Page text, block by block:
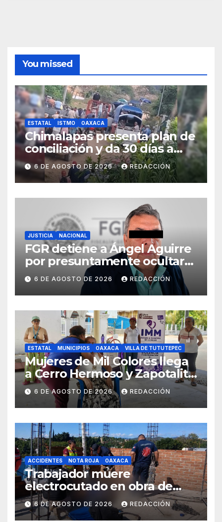
You missed
ESTATAL ISTMO OAXACA
Chimalapas presenta plan de
conciliación y da 30 días a
ejidos chiapanecos para
definir situación territorial
6 DE AGOSTO DE 2026 REDACCIÓN
JUSTICIA NACIONAL
FGR detiene a Ángel Aguirre
por presuntamente ocultar
evidencias del caso
Ayotzinapa
6 DE AGOSTO DE 2026 REDACCIÓN
ESTATAL MUNICIPIOS OAXACA VILLA DE TUTUTEPEC
Mujeres de Mil Colores llega
a Cerro Hermoso y Zapotalito
para fortalecer redes de
apoyo y prevenir violencias
6 DE AGOSTO DE 2026 REDACCIÓN
ACCIDENTES NOTA ROJA OAXACA
Trabajador muere
electrocutado en obra de
Soledad Etla; dos jóvenes
resultan gravemente
6 DE AGOSTO DE 2026 REDACCIÓN